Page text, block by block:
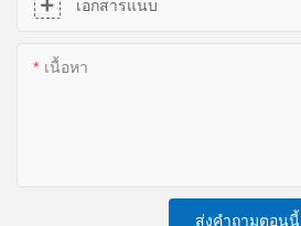
เอกสารแนบ
เนื้อหา
ส่งคำถามตอนนี้